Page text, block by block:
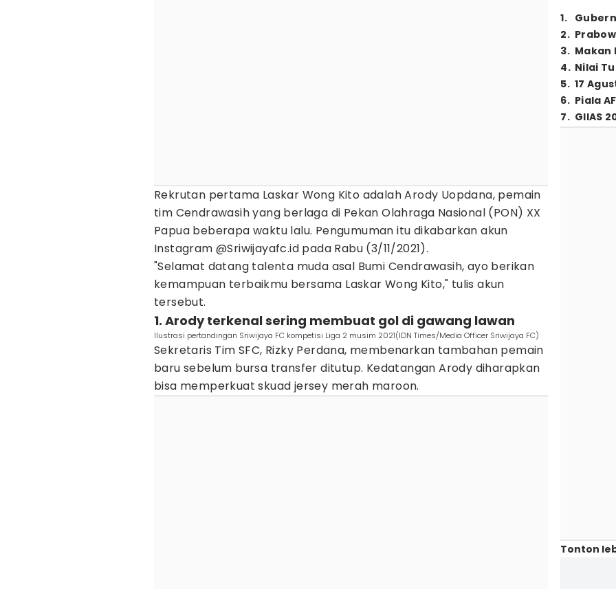
Rekrutan pertama Laskar Wong Kito adalah Arody Uopdana, pemain
tim Cendrawasih yang berlaga di Pekan Olahraga Nasional (PON) XX
Papua beberapa waktu lalu. Pengumuman itu dikabarkan akun
Instagram @Sriwijayafc.id pada Rabu (3/11/2021).
"Selamat datang talenta muda asal Bumi Cendrawasih, ayo berikan
kemampuan terbaikmu bersama Laskar Wong Kito," tulis akun
tersebut.
1. Arody terkenal sering membuat gol di gawang lawan
Ilustrasi pertandingan Sriwijaya FC kompetisi Liga 2 musim 2021(IDN Times/Media Officer Sriwijaya FC)
Sekretaris Tim SFC, Rizky Perdana, membenarkan tambahan pemain
baru sebelum bursa transfer ditutup. Kedatangan Arody diharapkan
bisa memperkuat skuad jersey merah maroon.
1.
2.
3. Makan
4. Nilai
5. 17
6. Piala
7. GIIAS
Tonton